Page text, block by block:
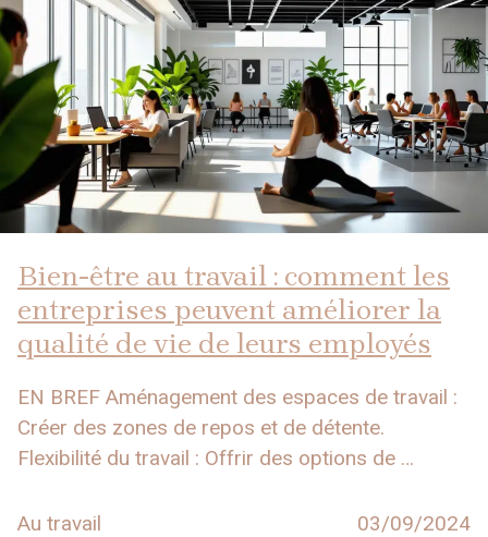
Bien-être au travail : comment les
entreprises peuvent améliorer la
qualité de vie de leurs employés
EN BREF Aménagement des espaces de travail :
Créer des zones de repos et de détente.
Flexibilité du travail : Offrir des options de …
Au travail 03/09/2024